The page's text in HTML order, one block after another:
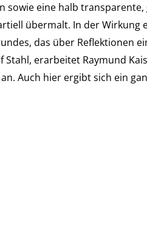
sowie eine halb
übermalt. In der Wirkung
das über Reflektionen
erarbeitet Raymund
Auch hier ergibt sich ein